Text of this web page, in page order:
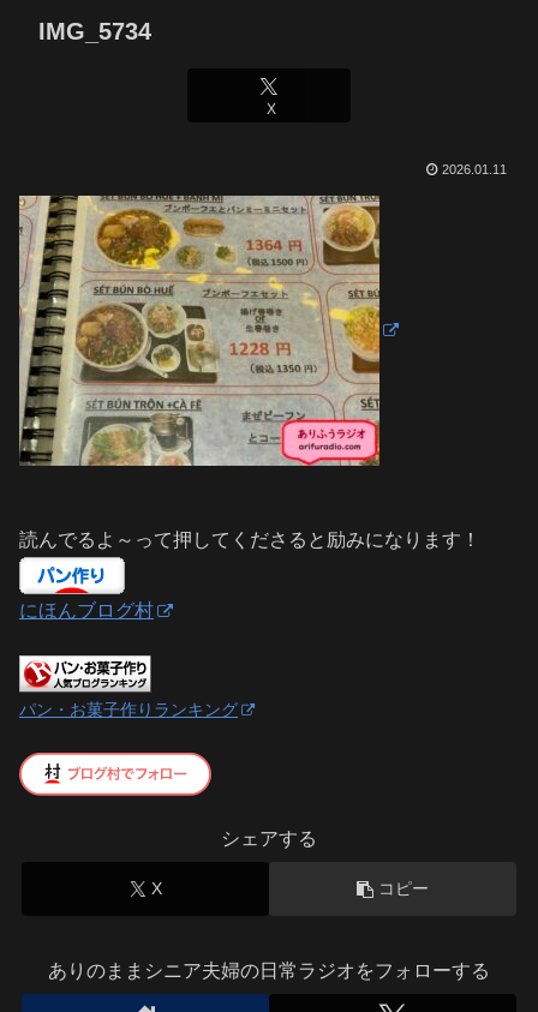
IMG_5734
X
2026.01.11
読んでるよ～って押してくださると励みになります！
にほんブログ村
パン・お菓子作りランキング
シェアする
X コピー
ありのままシニア夫婦の日常ラジオをフォローする